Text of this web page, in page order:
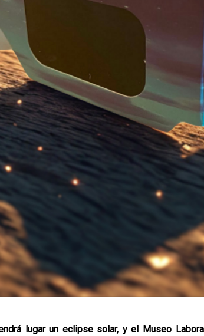
lugar un eclipse solar, y el Museo